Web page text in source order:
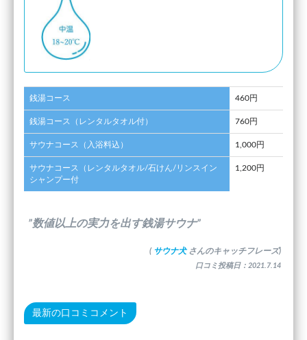
銭湯コース 460円
銭湯コース（レンタルタオル付） 760円
サウナコース（入浴料込） 1,000円
サウナコース（レンタルタオル/石けん/リンスイン
シャンプー付
1,200円
”数値以上の実力を出す銭湯サウナ”
( サウナ犬 さんのキャッチフレーズ)
口コミ投稿日：2021.7.14
最新の口コミコメント